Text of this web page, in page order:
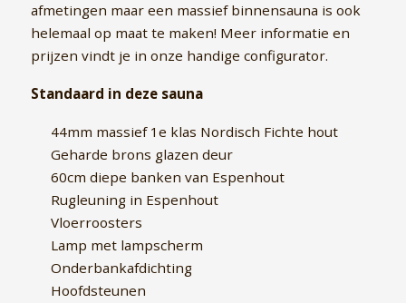
afmetingen maar een massief binnensauna is ook
helemaal op maat te maken! Meer informatie en
prijzen vindt je in onze handige configurator.
Standaard in deze sauna
44mm massief 1e klas Nordisch Fichte hout
Geharde brons glazen deur
60cm diepe banken van Espenhout
Rugleuning in Espenhout
Vloerroosters
Lamp met lampscherm
Onderbankafdichting
Hoofdsteunen